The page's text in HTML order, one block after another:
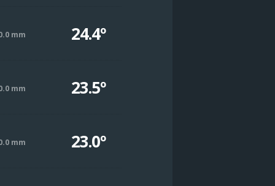
mm 24.4º
mm 23.5º
mm 23.0º